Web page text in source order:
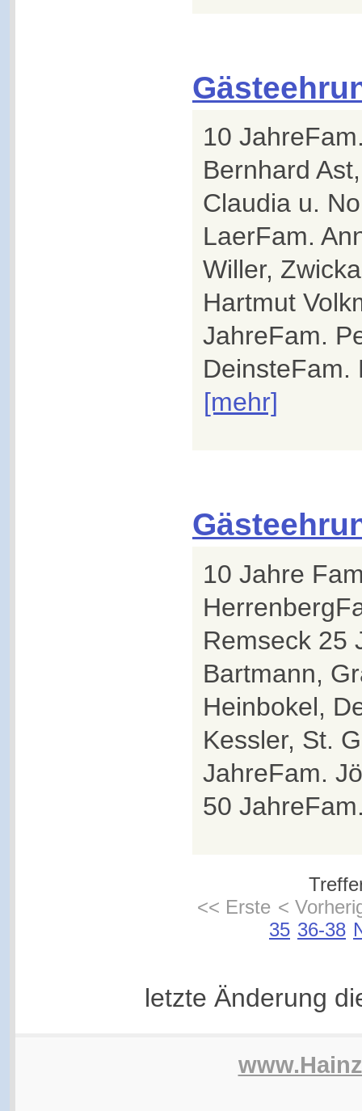
10
Bernhard
Claudia u.
LaerFam.
Willer,
Hartmut
JahreFam.
DeinsteFam.
[mehr]
10 Jahre
Remseck 25
Bartmann,
Heinbokel,
Kessler, St.
JahreFam.
50
<< Erste <
35 36-38
letzte Änderung